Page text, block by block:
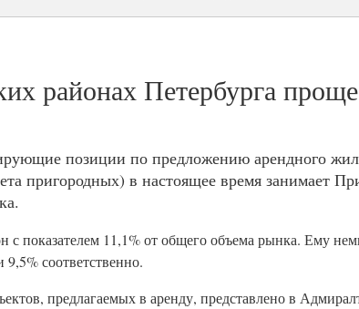
районах Петербурга
позиции по предложению арендного
пригородных) в настоящее время занимает
с показателем 11,1% от общего объема рынка. Ему
соответственно.
предлагаемых в аренду, представлено в